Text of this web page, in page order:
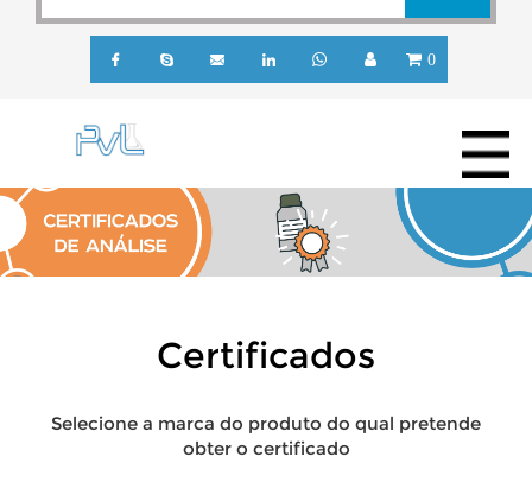
0
Certificados
Selecione a marca do produto do qual pretende
obter o certificado